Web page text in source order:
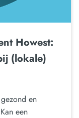
Howest:
(lokale)
en
een